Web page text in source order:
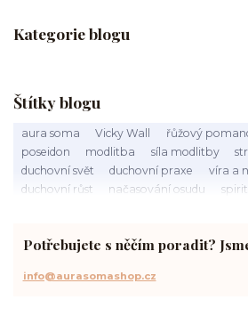
Kategorie blogu
Štítky blogu
aura soma Vicky Wall řůžový
poseidon
modlitba síla modlitby
duchovní svět
duchovní praxe víra a
duchovní růst
načasování osudu
Potřebujete s něčím poradit?
info@aurasomashop.cz